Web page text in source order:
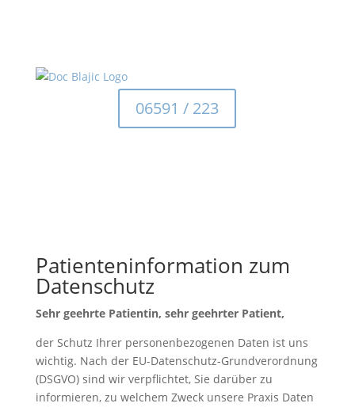
06591 / 223
Patienteninformation zum
Datenschutz
Sehr geehrte Patientin, sehr geehrter Patient,
der Schutz Ihrer personenbezogenen Daten ist uns
wichtig. Nach der EU-Datenschutz-Grundverordnung
(DSGVO) sind wir verpflichtet, Sie darüber zu
informieren, zu welchem Zweck unsere Praxis Daten